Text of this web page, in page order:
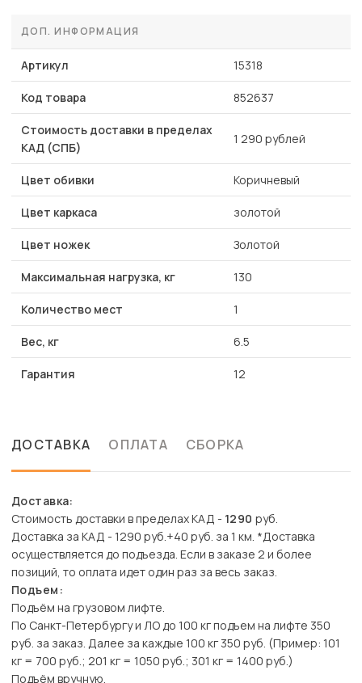
ДОП. ИНФОРМАЦИЯ
Артикул 15318
Код товара 852637
Стоимость доставки в пределах
КАД (СПБ)
1 290 рублей
Цвет обивки Коричневый
Цвет каркаса золотой
Цвет ножек Золотой
Максимальная нагрузка, кг 130
Количество мест 1
Вес, кг 6.5
Гарантия 12
ДОСТАВКА ОПЛАТА СБОРКА
Доставка:
Стоимость доставки в пределах КАД - 1290 руб.
Доставка за КАД - 1290 руб.+40 руб. за 1 км. *Доставка
осуществляется до подъезда. Если в заказе 2 и более
позиций, то оплата идет один раз за весь заказ.
Подъем:
Подъём на грузовом лифте.
По Санкт-Петербургу и ЛО до 100 кг подъем на лифте 350
руб. за заказ. Далее за каждые 100 кг 350 руб. (Пример: 101
кг = 700 руб.; 201 кг = 1050 руб.; 301 кг = 1400 руб.)
Подъём вручную.